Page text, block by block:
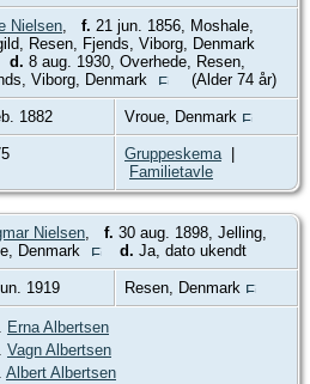
Nielsen, f. 21 jun. 1856, Moshale,
Resen, Fjends, Viborg, Denmark
d. 8 aug. 1930, Overhede, Resen,
Viborg, Denmark
(Alder 74 år)
1882 Vroue, Denmark
Gruppeskema|
Familietavle
Nielsen, f. 30 aug. 1898, Jelling,
Denmark
d. Ja, dato ukendt
1919 Resen, Denmark
Erna Albertsen
Vagn Albertsen
Albert Albertsen